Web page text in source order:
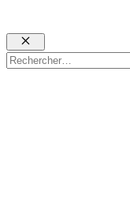
Fermer
Rechercher :